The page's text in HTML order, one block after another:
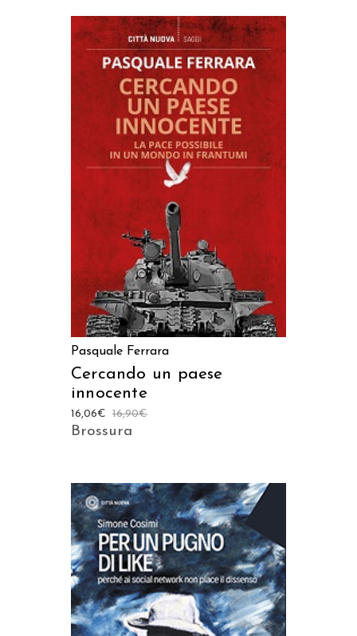
AGGIUNGI AL CARRELLO
Pasquale Ferrara
Cercando un paese
innocente
16,90€
16,06€
Brossura